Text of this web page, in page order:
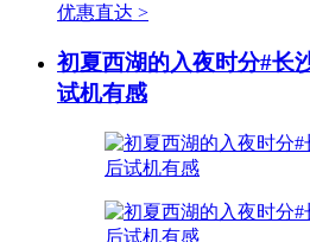
优惠直达 >
初夏西湖的入夜时分#长
试机有感